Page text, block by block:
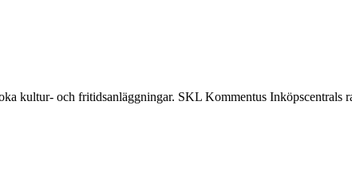
kultur- och fritidsanläggningar. SKL Kommentus Inköpscentrals